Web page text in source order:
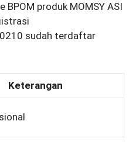
BPOM produk MOMSY ASI
sudah terdaftar
Keterangan